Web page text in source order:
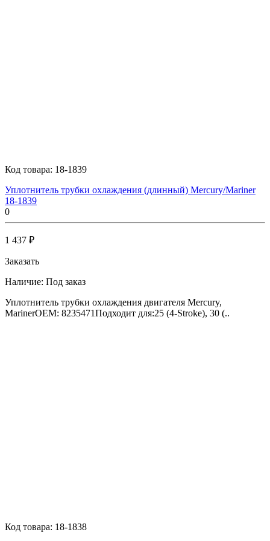
Код товара: 18-1839
Уплотнитель трубки охлаждения (длинный) Mercury/Mariner
18-1839
0
1 437 ₽
Заказать
Наличие: Под заказ
Уплотнитель трубки охлаждения двигателя Mercury,
MarinerOEM: 8235471Подходит для:25 (4-Stroke), 30 (..
Код товара: 18-1838